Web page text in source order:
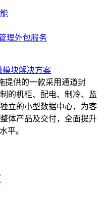
理外包服务
模块解决方案
提供的一款采用通道封
的机柜、配电、制冷、监
立的小型数据中心，为客
体产品及交付，全面提升
平。